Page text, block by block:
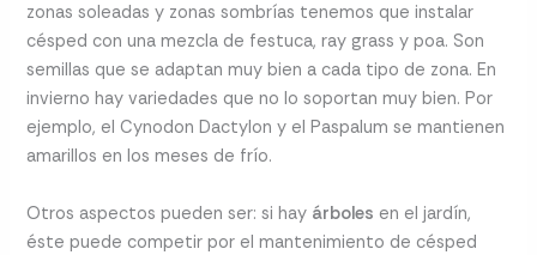
zonas soleadas y zonas sombrías tenemos que instalar
césped con una mezcla de festuca, ray grass y poa. Son
semillas que se adaptan muy bien a cada tipo de zona. En
invierno hay variedades que no lo soportan muy bien. Por
ejemplo, el Cynodon Dactylon y el Paspalum se mantienen
amarillos en los meses de frío.
Otros aspectos pueden ser: si hay árboles en el jardín,
éste puede competir por el mantenimiento de césped